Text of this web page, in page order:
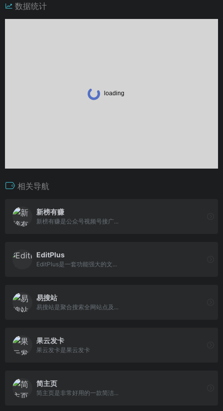
数据统计
相关导航
新榜有赚
新榜有赚是公众号视频号接广...
EditPlus
EditPlus是一套功能强大的文...
易搜站
易搜站是聚合搜索全网站点及...
果云发卡
果云发卡是果云发卡
简主页
简主页是非常好用的一款简洁...